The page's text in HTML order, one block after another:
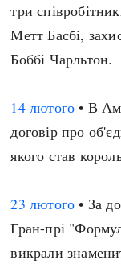
три
Метт Басбі,
Боббі Чарльтон.
14 лютого • В
договір про
якого став
23 лютого • За
Гран-прі
викрали